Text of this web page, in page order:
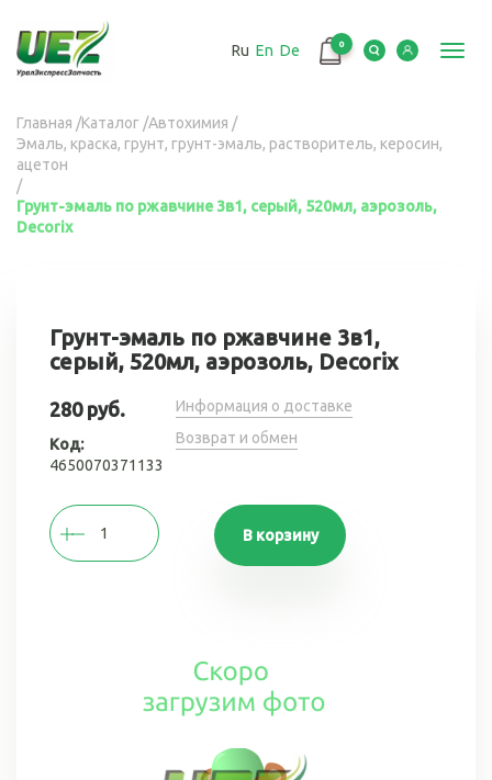
основному
содержанию
Ru En De 0
Вы
здесь
Главная /Каталог /Автохимия /
Эмаль, краска, грунт, грунт-эмаль, растворитель, керосин,
ацетон
/
Грунт-эмаль по ржавчине 3в1, серый, 520мл, аэрозоль,
Decorix
Грунт-эмаль по ржавчине 3в1,
серый, 520мл, аэрозоль, Decorix
280 руб.
Код:
4650070371133
Информация о доставке
Возврат и обмен
В корзину